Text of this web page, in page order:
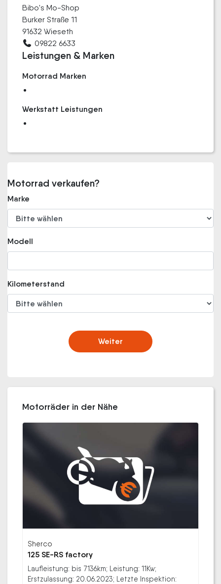
Bibo's Mo-Shop
Burker Straße 11
91632 Wieseth
09822 6633
Leistungen & Marken
Motorrad Marken
Werkstatt Leistungen
Motorrad verkaufen?
Marke
Modell
Kilometerstand
Weiter
Motorräder in der Nähe
Sherco
125 SE-RS factory
Laufleistung: bis 7136km; Leistung: 11Kw;
Erstzulassung: 20.06.2023; Letzte Inspektion: